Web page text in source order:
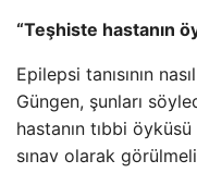
“Teşhiste hastanın
Epilepsi tanısının
Güngen, şunları
hastanın tıbbi
sınav olarak